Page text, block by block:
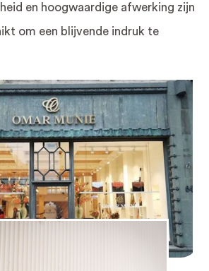
en hoogwaardige afwerking zijn
om een blijvende indruk te